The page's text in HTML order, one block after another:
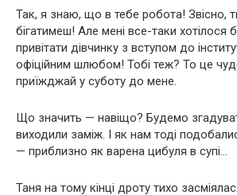
Так, я знаю, що в тебе робота! Звісно,
бігатимеш! Але мені все-таки хотілося
привітати дівчинку з вступом до
офіційним шлюбом! Тобі теж? То це
приїжджай у суботу до мене.
Що значить — навіщо? Будемо
виходили заміж. І як нам тоді
— приблизно як варена цибуля в супі…
Таня на тому кінці дроту тихо